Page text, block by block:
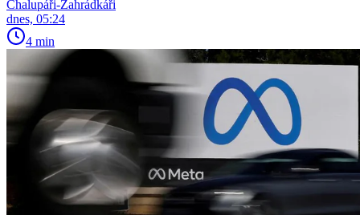
Chalupáři-Zahrádkáři
dnes, 05:24
4 min